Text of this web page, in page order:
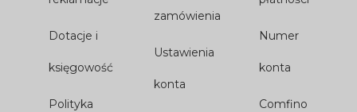
Dotacje i
księgowość
Polityka
zamówienia
Ustawienia
konta
Numer
konta
Comfino